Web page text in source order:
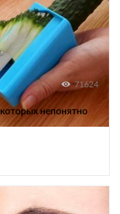
71624
непонятно